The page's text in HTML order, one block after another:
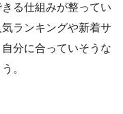
る仕組みが整ってい
ランキングや新着サ
分に合っていそうな
。